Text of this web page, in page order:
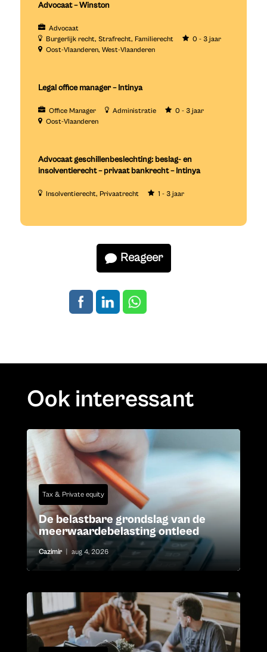
Advocaat – Winston
Advocaat
Burgerlijk recht Strafrecht Familierecht
0 - 3 jaar
Oost-Vlaanderen West-Vlaanderen
Legal office manager – Intinya
Office Manager Administratie
0 - 3 jaar
Oost-Vlaanderen
Advocaat geschillenbeslechting: beslag- en
insolventierecht – privaat bankrecht – Intinya
Insolventierecht Privaatrecht 1 - 3 jaar
Reageer
Ook interessant
Tax & Private equity
De belastbare grondslag van de
meerwaardebelasting ontleed
Cazimir aug 4, 2026